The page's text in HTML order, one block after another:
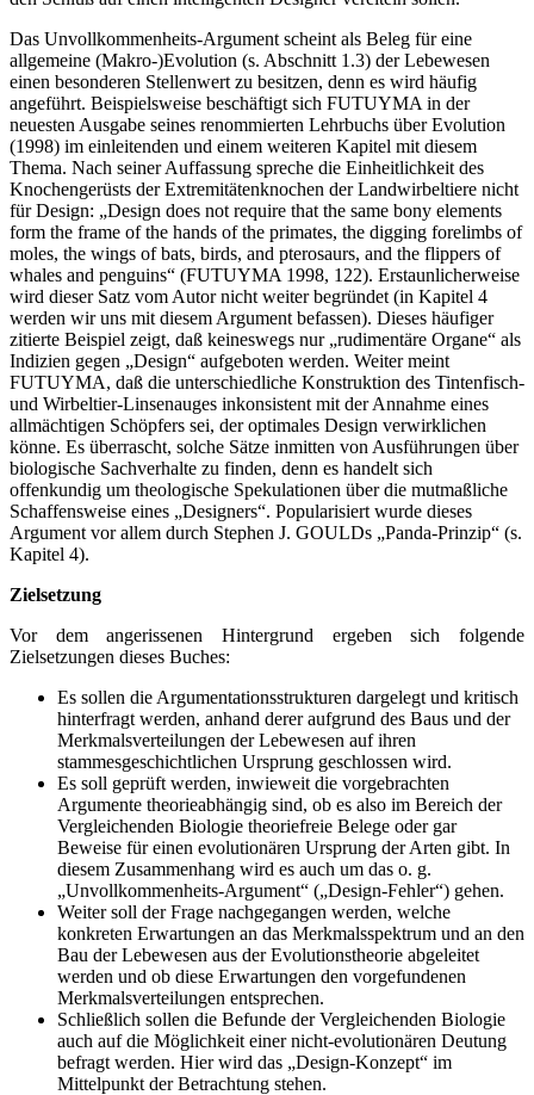
Das Unvollkommenheits-Argument scheint als Beleg für eine
allgemeine (Makro-)Evolution (s. Abschnitt 1.3) der Lebewesen
einen besonderen Stellenwert zu besitzen, denn es wird häufig
angeführt. Beispielsweise beschäftigt sich FUTUYMA in der
neuesten Ausgabe seines renommierten Lehrbuchs über Evolution
(1998) im einleitenden und einem weiteren Kapitel mit diesem
Thema. Nach seiner Auffassung spreche die Einheitlichkeit des
Knochengerüsts der Extremitätenknochen der Landwirbeltiere nicht
für Design: „Design does not require that the same bony elements
form the frame of the hands of the primates, the digging forelimbs of
moles, the wings of bats, birds, and pterosaurs, and the flippers of
whales and penguins“ (FUTUYMA 1998, 122). Erstaunlicherweise
wird dieser Satz vom Autor nicht weiter begründet (in Kapitel 4
werden wir uns mit diesem Argument befassen). Dieses häufiger
zitierte Beispiel zeigt, daß keineswegs nur „rudimentäre Organe“ als
Indizien gegen „Design“ aufgeboten werden. Weiter meint
FUTUYMA, daß die unterschiedliche Konstruktion des Tintenfisch-
und Wirbeltier-Linsenauges inkonsistent mit der Annahme eines
allmächtigen Schöpfers sei, der optimales Design verwirklichen
könne. Es überrascht, solche Sätze inmitten von Ausführungen über
biologische Sachverhalte zu finden, denn es handelt sich
offenkundig um theologische Spekulationen über die mutmaßliche
Schaffensweise eines „Designers“. Popularisiert wurde dieses
Argument vor allem durch Stephen J. GOULDs „Panda-Prinzip“ (s.
Kapitel 4).
Zielsetzung
Vor dem angerissenen Hintergrund ergeben sich folgende
Zielsetzungen dieses Buches:
Es sollen die Argumentationsstrukturen dargelegt und kritisch
hinterfragt werden, anhand derer aufgrund des Baus und der
Merkmalsverteilungen der Lebewesen auf ihren
stammesgeschichtlichen Ursprung geschlossen wird.
Es soll geprüft werden, inwieweit die vorgebrachten
Argumente theorieabhängig sind, ob es also im Bereich der
Vergleichenden Biologie theoriefreie Belege oder gar
Beweise für einen evolutionären Ursprung der Arten gibt. In
diesem Zusammenhang wird es auch um das o. g.
„Unvollkommenheits-Argument“ („Design-Fehler“) gehen.
Weiter soll der Frage nachgegangen werden, welche
konkreten Erwartungen an das Merkmalsspektrum und an den
Bau der Lebewesen aus der Evolutionstheorie abgeleitet
werden und ob diese Erwartungen den vorgefundenen
Merkmalsverteilungen entsprechen.
Schließlich sollen die Befunde der Vergleichenden Biologie
auch auf die Möglichkeit einer nicht-evolutionären Deutung
befragt werden. Hier wird das „Design-Konzept“ im
Mittelpunkt der Betrachtung stehen.